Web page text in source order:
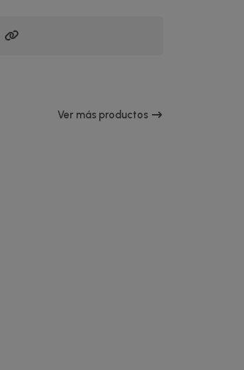
Ver más productos